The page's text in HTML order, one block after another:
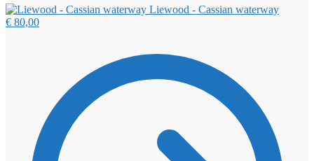
Liewood - Cassian waterway
€ 80,00